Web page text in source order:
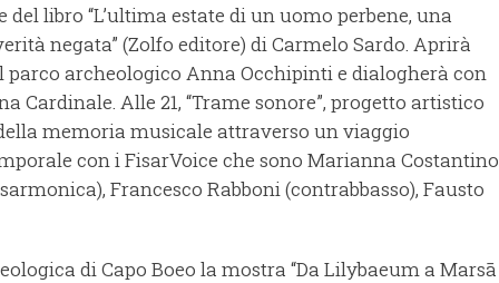
del libro “L’ultima estate di un uomo perbene, una
negata” (Zolfo editore) di Carmelo Sardo. Aprirà
parco archeologico Anna Occhipinti e dialogherà con
Cardinale. Alle 21, “Trame sonore”, progetto artistico
memoria musicale attraverso un viaggio
con i FisarVoice che sono Marianna Costantino
Francesco Rabboni (contrabbasso), Fausto
di Capo Boeo la mostra “Da Lilybaeum a Marsā